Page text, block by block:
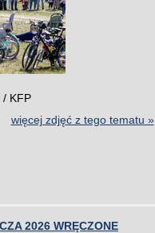
/ KFP
więcej zdjęć z tego tematu »
2026 WRĘCZONE